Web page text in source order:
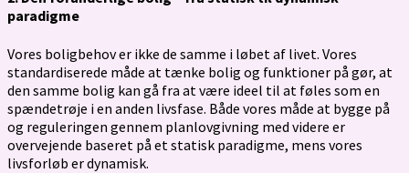
paradigme
Vores boligbehov er ikke de samme i løbet af livet. Vores
standardiserede måde at tænke bolig og funktioner på gør, at
den samme bolig kan gå fra at være ideel til at føles som en
spændetrøje i en anden livsfase. Både vores måde at bygge på
og reguleringen gennem planlovgivning med videre er
overvejende baseret på et statisk paradigme, mens vores
livsforløb er dynamisk.